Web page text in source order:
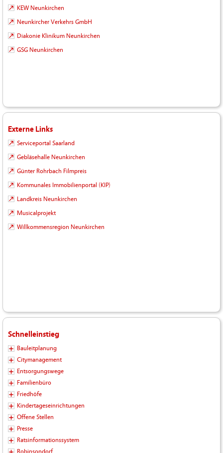
KEW Neunkirchen
Neunkircher Verkehrs GmbH
Diakonie Klinikum Neunkirchen
GSG Neunkirchen
Externe Links
Serviceportal Saarland
Gebläsehalle Neunkirchen
Günter Rohrbach Filmpreis
Kommunales Immobilienportal (KIP)
Landkreis Neunkirchen
Musicalprojekt
Willkommensregion Neunkirchen
Schnelleinstieg
Bauleitplanung
Citymanagement
Entsorgungswege
Familienbüro
Friedhöfe
Kindertageseinrichtungen
Offene Stellen
Presse
Ratsinformationssystem
Robinsondorf